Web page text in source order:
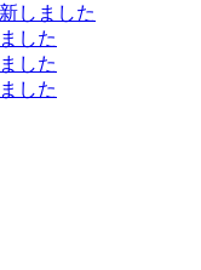
しました
した
した
した